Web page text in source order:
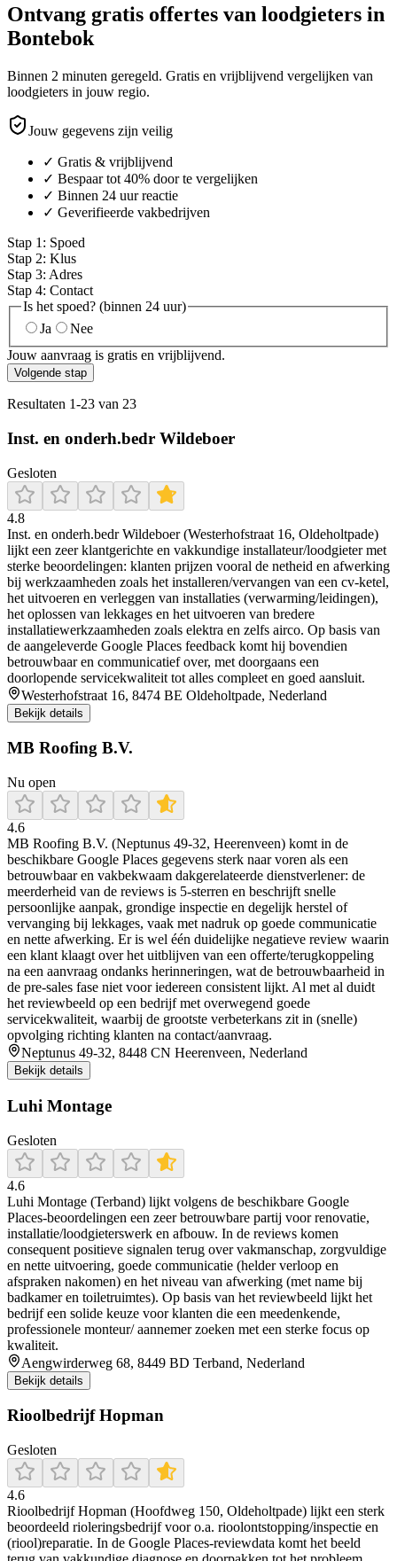
Ontvang gratis offertes van loodgieters in
Bontebok
Binnen 2 minuten geregeld. Gratis en vrijblijvend vergelijken van
loodgieters in jouw regio.
Jouw gegevens zijn veilig
✓ Gratis & vrijblijvend
✓ Bespaar tot 40% door te vergelijken
✓ Binnen 24 uur reactie
✓ Geverifieerde vakbedrijven
Stap 1 : Spoed
Stap 2: Klus
Stap 3: Adres
Stap 4: Contact
Is het spoed? (binnen 24 uur)
Ja
Nee
Jouw aanvraag is gratis en vrijblijvend.
Volgende stap
Resultaten 1-23 van 23
Inst. en onderh.bedr Wildeboer
Gesloten
4.8
Inst. en onderh.bedr Wildeboer (Westerhofstraat 16, Oldeholtpade)
lijkt een zeer klantgerichte en vakkundige installateur/loodgieter met
sterke beoordelingen: klanten prijzen vooral de netheid en afwerking
bij werkzaamheden zoals het installeren/vervangen van een cv-ketel,
het uitvoeren en verleggen van installaties (verwarming/leidingen),
het oplossen van lekkages en het uitvoeren van bredere
installatiewerkzaamheden zoals elektra en zelfs airco. Op basis van
de aangeleverde Google Places feedback komt hij bovendien
betrouwbaar en communicatief over, met doorgaans een
doorlopende servicekwaliteit tot alles compleet en goed aansluit.
Westerhofstraat 16, 8474 BE Oldeholtpade, Nederland
Bekijk details
MB Roofing B.V.
Nu open
4.6
MB Roofing B.V. (Neptunus 49-32, Heerenveen) komt in de
beschikbare Google Places gegevens sterk naar voren als een
betrouwbaar en vakbekwaam dakgerelateerde dienstverlener: de
meerderheid van de reviews is 5-sterren en beschrijft snelle
persoonlijke aanpak, grondige inspectie en degelijk herstel of
vervanging bij lekkages, vaak met nadruk op goede communicatie
en nette afwerking. Er is wel één duidelijke negatieve review waarin
een klant klaagt over het uitblijven van een offerte/terugkoppeling
na een aanvraag ondanks herinneringen, wat de betrouwbaarheid in
de pre-sales fase niet voor iedereen consistent lijkt. Al met al duidt
het reviewbeeld op een bedrijf met overwegend goede
servicekwaliteit, waarbij de grootste verbeterkans zit in (snelle)
opvolging richting klanten na contact/aanvraag.
Neptunus 49-32, 8448 CN Heerenveen, Nederland
Bekijk details
Luhi Montage
Gesloten
4.6
Luhi Montage (Terband) lijkt volgens de beschikbare Google
Places-beoordelingen een zeer betrouwbare partij voor renovatie,
installatie/loodgieterswerk en afbouw. In de reviews komen
consequent positieve signalen terug over vakmanschap, zorgvuldige
en nette uitvoering, goede communicatie (helder verloop en
afspraken nakomen) en het niveau van afwerking (met name bij
badkamer en toiletruimtes). Op basis van het reviewbeeld lijkt het
bedrijf een solide keuze voor klanten die een meedenkende,
professionele monteur/ aannemer zoeken met een sterke focus op
kwaliteit.
Aengwirderweg 68, 8449 BD Terband, Nederland
Bekijk details
Rioolbedrijf Hopman
Gesloten
4.6
Rioolbedrijf Hopman (Hoofdweg 150, Oldeholtpade) lijkt een sterk
beoordeeld rioleringsbedrijf voor o.a. rioolontstopping/inspectie en
(riool)reparatie. In de Google Places-reviewdata komt het beeld